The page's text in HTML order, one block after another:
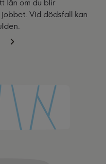
lån om du blir
Vid dödsfall kan